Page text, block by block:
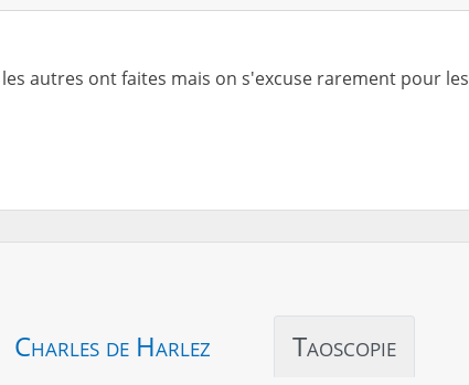
autres ont faites mais on s'excuse rarement pour les
Charles de Harlez Taoscopie